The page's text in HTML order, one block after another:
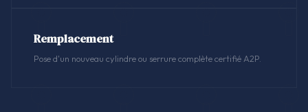
Remplacement
Pose d'un nouveau cylindre ou serrure complète certifié A2P.